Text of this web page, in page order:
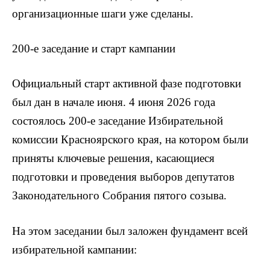
организационные шаги уже сделаны.
200-е заседание и старт кампании
Официальный старт активной фазе подготовки
был дан в начале июня. 4 июня 2026 года
состоялось 200-е заседание Избирательной
комиссии Красноярского края, на котором были
приняты ключевые решения, касающиеся
подготовки и проведения выборов депутатов
Законодательного Собрания пятого созыва.
На этом заседании был заложен фундамент всей
избирательной кампании: